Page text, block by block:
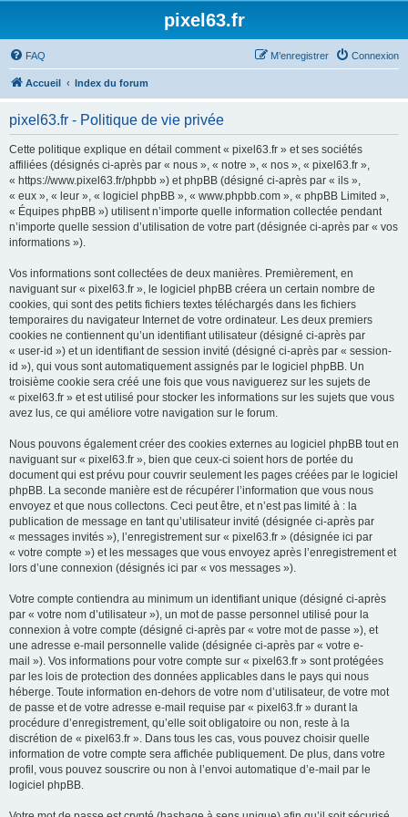
pixel63.fr
FAQ Connexion
M’enregistrer
Accueil Index du forum
pixel63.fr - Politique de vie privée
Cette politique explique en détail comment « pixel63.fr » et ses sociétés
affiliées (désignés ci-après par « nous », « notre », « nos », « pixel63.fr »,
« https://www.pixel63.fr/phpbb ») et phpBB (désigné ci-après par « ils »,
« eux », « leur », « logiciel phpBB », « www.phpbb.com », « phpBB Limited »,
« Équipes phpBB ») utilisent n’importe quelle information collectée pendant
n’importe quelle session d’utilisation de votre part (désignée ci-après par « vos
informations »).
Vos informations sont collectées de deux manières. Premièrement, en
naviguant sur « pixel63.fr », le logiciel phpBB créera un certain nombre de
cookies, qui sont des petits fichiers textes téléchargés dans les fichiers
temporaires du navigateur Internet de votre ordinateur. Les deux premiers
cookies ne contiennent qu’un identifiant utilisateur (désigné ci-après par
« user-id ») et un identifiant de session invité (désigné ci-après par « session-
id »), qui vous sont automatiquement assignés par le logiciel phpBB. Un
troisième cookie sera créé une fois que vous naviguerez sur les sujets de
« pixel63.fr » et est utilisé pour stocker les informations sur les sujets que vous
avez lus, ce qui améliore votre navigation sur le forum.
Nous pouvons également créer des cookies externes au logiciel phpBB tout en
naviguant sur « pixel63.fr », bien que ceux-ci soient hors de portée du
document qui est prévu pour couvrir seulement les pages créées par le logiciel
phpBB. La seconde manière est de récupérer l’information que vous nous
envoyez et que nous collectons. Ceci peut être, et n’est pas limité à : la
publication de message en tant qu’utilisateur invité (désignée ci-après par
« messages invités »), l’enregistrement sur « pixel63.fr » (désignée ici par
« votre compte ») et les messages que vous envoyez après l’enregistrement et
lors d’une connexion (désignés ici par « vos messages »).
Votre compte contiendra au minimum un identifiant unique (désigné ci-après
par « votre nom d’utilisateur »), un mot de passe personnel utilisé pour la
connexion à votre compte (désigné ci-après par « votre mot de passe »), et
une adresse e-mail personnelle valide (désignée ci-après par « votre e-
mail »). Vos informations pour votre compte sur « pixel63.fr » sont protégées
par les lois de protection des données applicables dans le pays qui nous
héberge. Toute information en-dehors de votre nom d’utilisateur, de votre mot
de passe et de votre adresse e-mail requise par « pixel63.fr » durant la
procédure d’enregistrement, qu’elle soit obligatoire ou non, reste à la
discrétion de « pixel63.fr ». Dans tous les cas, vous pouvez choisir quelle
information de votre compte sera affichée publiquement. De plus, dans votre
profil, vous pouvez souscrire ou non à l’envoi automatique d’e-mail par le
logiciel phpBB.